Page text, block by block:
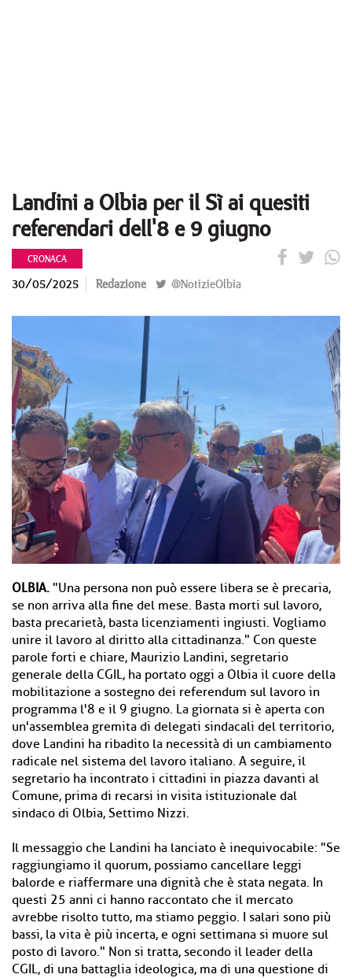
Landini a Olbia per il Sì ai quesiti
referendari dell'8 e 9 giugno
CRONACA
30/05/2025 Redazione @NotizieOlbia
OLBIA. "Una persona non può essere libera se è precaria,
se non arriva alla fine del mese. Basta morti sul lavoro,
basta precarietà, basta licenziamenti ingiusti. Vogliamo
unire il lavoro al diritto alla cittadinanza." Con queste
parole forti e chiare, Maurizio Landini, segretario
generale della CGIL, ha portato oggi a Olbia il cuore della
mobilitazione a sostegno dei referendum sul lavoro in
programma l'8 e il 9 giugno. La giornata si è aperta con
un'assemblea gremita di delegati sindacali del territorio,
dove Landini ha ribadito la necessità di un cambiamento
radicale nel sistema del lavoro italiano. A seguire, il
segretario ha incontrato i cittadini in piazza davanti al
Comune, prima di recarsi in visita istituzionale dal
sindaco di Olbia, Settimo Nizzi.
Il messaggio che Landini ha lanciato è inequivocabile: "Se
raggiungiamo il quorum, possiamo cancellare leggi
balorde e riaffermare una dignità che è stata negata. In
questi 25 anni ci hanno raccontato che il mercato
avrebbe risolto tutto, ma stiamo peggio. I salari sono più
bassi, la vita è più incerta, e ogni settimana si muore sul
posto di lavoro." Non si tratta, secondo il leader della
CGIL, di una battaglia ideologica, ma di una questione di